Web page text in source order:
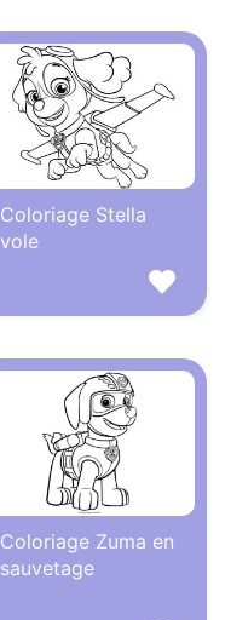
Coloriage Stella
vole
Coloriage Zuma en
sauvetage